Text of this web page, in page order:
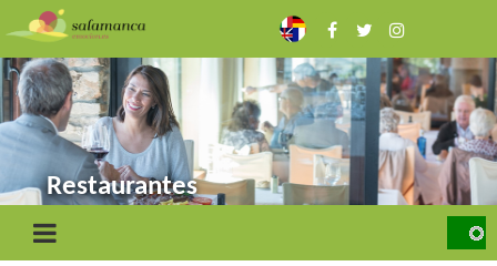
Pasar
al
contenido
principal
Restaurantes